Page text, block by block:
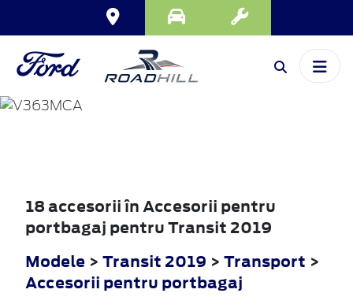
TRANSIT
18 accesorii în Accesorii pentru
portbagaj pentru Transit 2019
Modele > Transit 2019 > Transport >
Accesorii pentru portbagaj